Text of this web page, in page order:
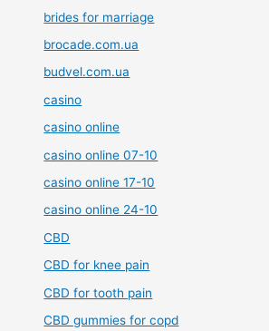
brides for marriage
brocade.com.ua
budvel.com.ua
casino
casino online
casino online 07-10
casino online 17-10
casino online 24-10
CBD
CBD for knee pain
CBD for tooth pain
CBD gummies for copd